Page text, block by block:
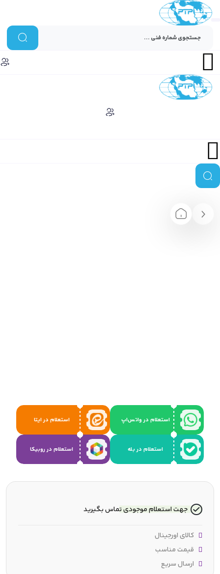
استعلام در واتس‌اپ استعلام در ایتا
استعلام در بله استعلام در روبیکا
جهت استعلام موجودی تماس بگیرید
کالای اورجینال
قیمت مناسب
ارسال سریع